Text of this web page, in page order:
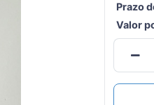
Prazo
Valor